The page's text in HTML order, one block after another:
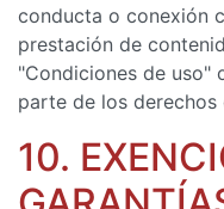
conducta o conexión
prestación de
"Condiciones de uso"
parte de los
10.